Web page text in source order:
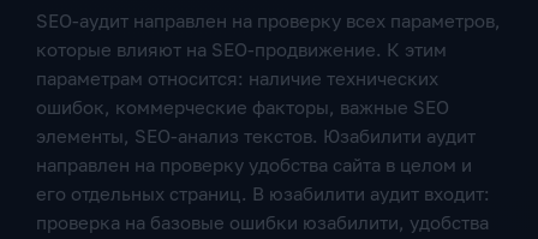
SEO-аудит направлен на проверку всех параметров,
которые влияют на SEO-продвижение. К этим
параметрам относится: наличие технических
ошибок, коммерческие факторы, важные SEO
элементы, SEO-анализ текстов. Юзабилити аудит
направлен на проверку удобства сайта в целом и
его отдельных страниц. В юзабилити аудит входит:
проверка на базовые ошибки юзабилити, удобства